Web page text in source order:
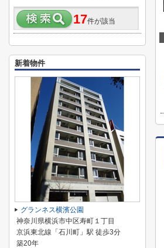
17件が該当
新着物件
グランネス横濱公園
神奈川県横浜市中区寿町１丁目
京浜東北線「石川町」駅 徒歩3分
築20年